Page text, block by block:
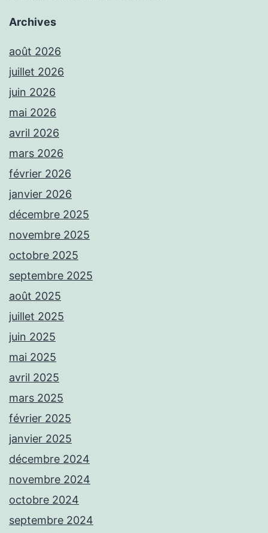
Archives
août 2026
juillet 2026
juin 2026
mai 2026
avril 2026
mars 2026
février 2026
janvier 2026
décembre 2025
novembre 2025
octobre 2025
septembre 2025
août 2025
juillet 2025
juin 2025
mai 2025
avril 2025
mars 2025
février 2025
janvier 2025
décembre 2024
novembre 2024
octobre 2024
septembre 2024